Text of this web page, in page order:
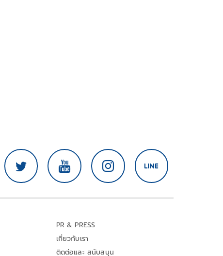
PR & PRESS
เกี่ยวกับเรา
ติดต่อและ สนับสนุน